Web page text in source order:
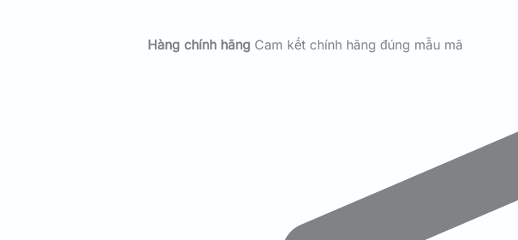
Hàng chính hãng Cam kết chính hãng đúng mẫu mã